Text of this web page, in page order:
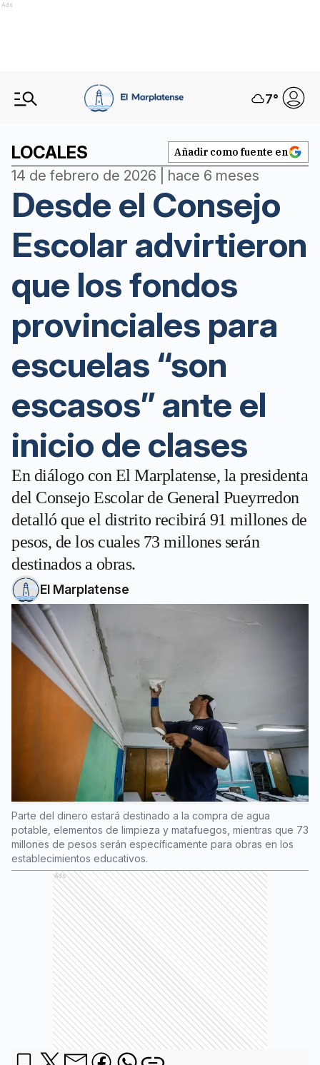
Ads
7°
LOCALES Añadir como fuente en
14 de febrero de 2026 | hace 6 meses
Desde el Consejo
Escolar advirtieron
que los fondos
provinciales para
escuelas “son
escasos” ante el
inicio de clases
En diálogo con El Marplatense, la presidenta
del Consejo Escolar de General Pueyrredon
detalló que el distrito recibirá 91 millones de
pesos, de los cuales 73 millones serán
destinados a obras.
El Marplatense
Parte del dinero estará destinado a la compra de agua
potable, elementos de limpieza y matafuegos, mientras que 73
millones de pesos serán específicamente para obras en los
establecimientos educativos.
Ads